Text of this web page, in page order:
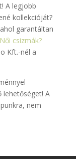
A legjobb
kollekcióját?
garantáltan
Női csizmák?
Kft.-nél a
lehetőséget! A
nem